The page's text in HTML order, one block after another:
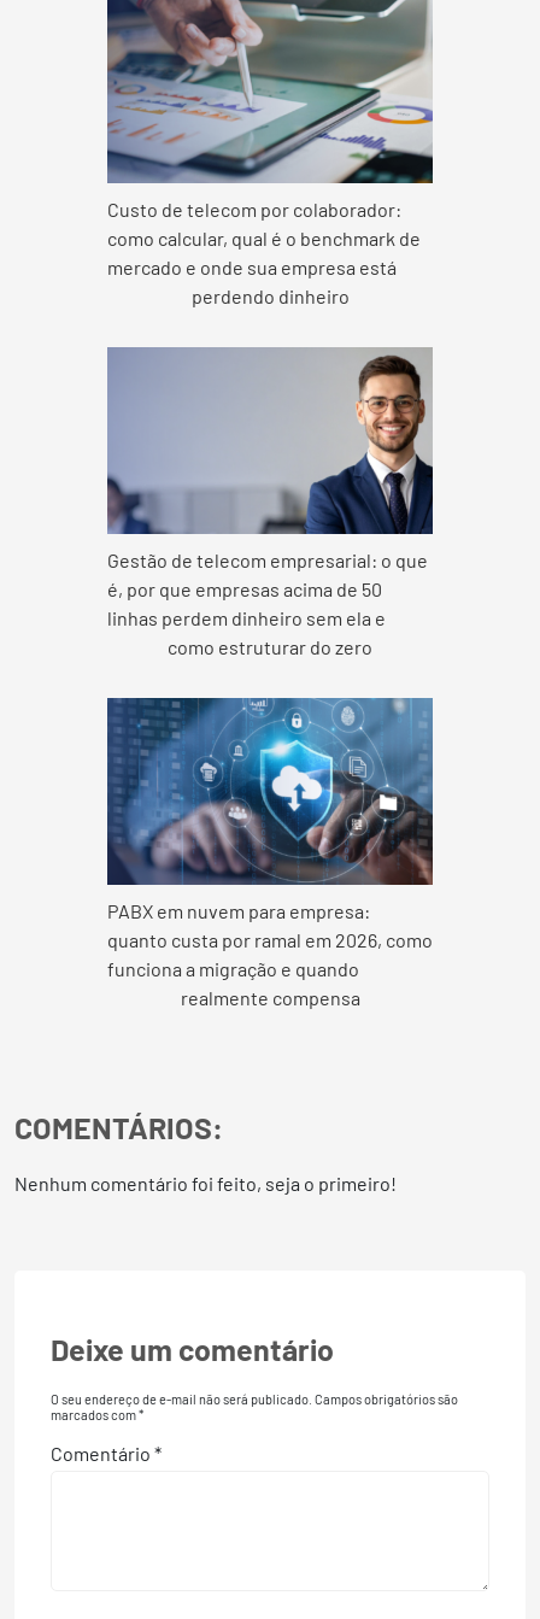
Custo de telecom por colaborador:
como calcular, qual é o benchmark de
mercado e onde sua empresa está
perdendo dinheiro
Gestão de telecom empresarial: o que
é, por que empresas acima de 50
linhas perdem dinheiro sem ela e
como estruturar do zero
PABX em nuvem para empresa:
quanto custa por ramal em 2026, como
funciona a migração e quando
realmente compensa
COMENTÁRIOS:
Nenhum comentário foi feito, seja o primeiro!
Deixe um comentário
O seu endereço de e-mail não será publicado. Campos obrigatórios são
marcados com*
Comentário *